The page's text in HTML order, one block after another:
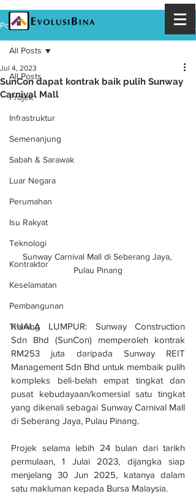
Post
All Posts
Projek
Infrastruktur
Semenanjung
Sabah & Sarawak
Luar Negara
Perumahan
Isu Rakyat
Teknologi
Kontraktor
Keselamatan
Pembangunan
Training
All Posts
SunCon dapat kontrak baik pulih Sunway
Carnival Mall
Jul 4, 2023
Sunway Carnival Mall di Seberang Jaya,
Pulau Pinang
KUALA LUMPUR: Sunway Construction
Sdn Bhd (SunCon) memperoleh kontrak
RM253 juta daripada Sunway REIT
Management Sdn Bhd untuk membaik pulih
kompleks beli-belah empat tingkat dan
pusat kebudayaan/komersial satu tingkat
yang dikenali sebagai Sunway Carnival Mall
di Seberang Jaya, Pulau Pinang.
Projek selama lebih 24 bulan dari tarikh
permulaan, 1 Julai 2023, dijangka siap
menjelang 30 Jun 2025, katanya dalam
satu makluman kepada Bursa Malaysia.